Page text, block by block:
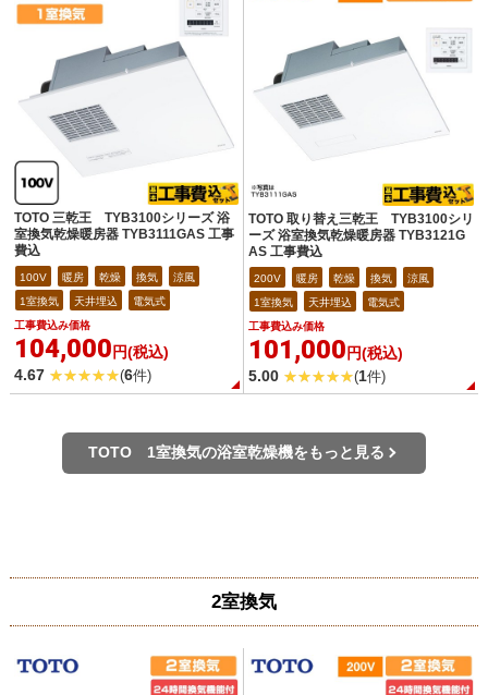
TOTO 三乾王 TYB3100シリーズ 浴
室換気乾燥暖房器 TYB3111GAS 工事
費込
100V 暖房 乾燥 換気
涼風
1室換気
天井埋込
電気式
工事費込み価格
104,000 円(税込)
4.67
(6件)
TOTO 取り替え三乾王 TYB3100シリ
ーズ 浴室換気乾燥暖房器 TYB3121G
AS 工事費込
200V 暖房 乾燥 換気
涼風
1室換気
天井埋込
電気式
工事費込み価格
101,000 円(税込)
5.00
(1件)
TOTO 1室換気の浴室乾燥機をもっと見る
2室換気